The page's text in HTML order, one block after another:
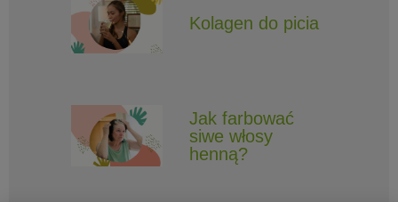
Kolagen do picia
Jak farbować
siwe włosy
henną?